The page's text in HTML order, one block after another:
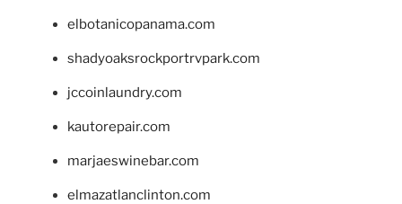
elbotanicopanama.com
shadyoaksrockportrvpark.com
jccoinlaundry.com
kautorepair.com
marjaeswinebar.com
elmazatlanclinton.com